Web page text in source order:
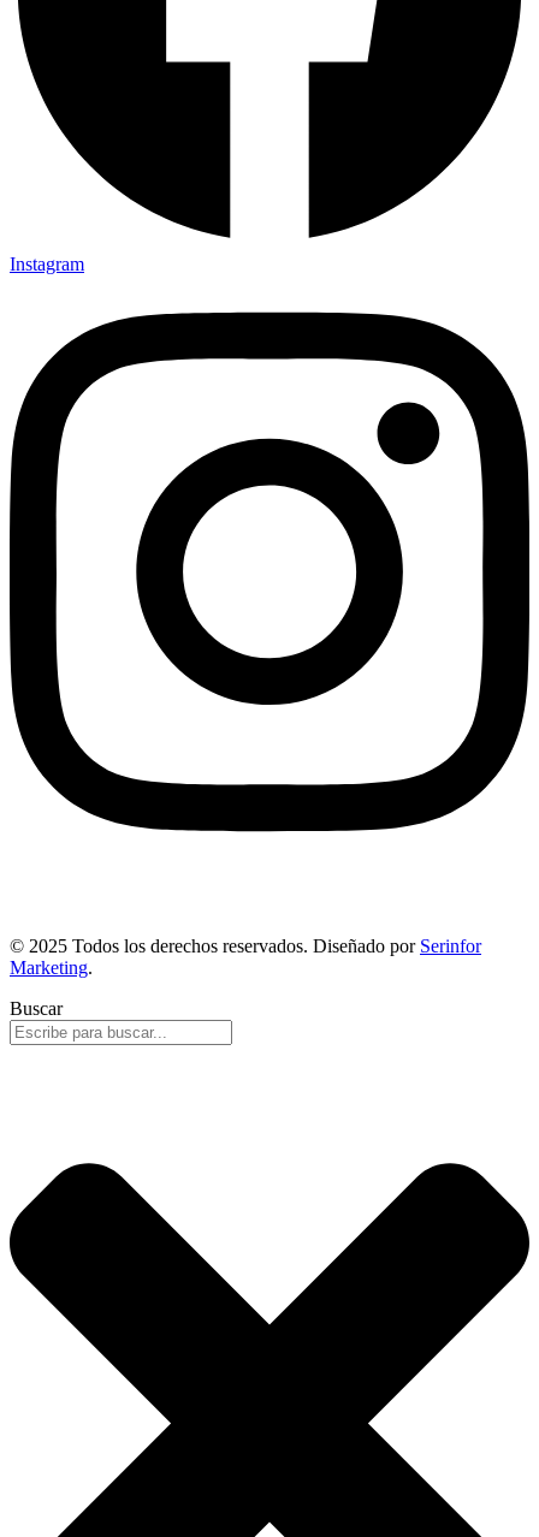
Instagram
© 2025 Todos los derechos reservados. Diseñado por Serinfor
Marketing.
Buscar